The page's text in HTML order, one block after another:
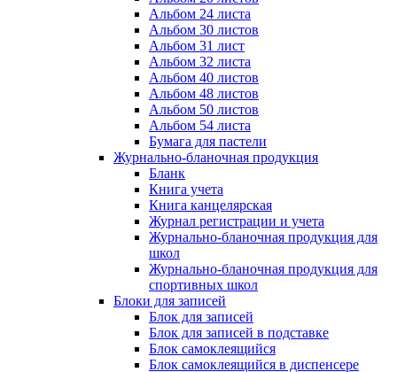
Альбом 24 листа
Альбом 30 листов
Альбом 31 лист
Альбом 32 листа
Альбом 40 листов
Альбом 48 листов
Альбом 50 листов
Альбом 54 листа
Бумага для пастели
Журнально-бланочная продукция
Бланк
Книга учета
Книга канцелярская
Журнал регистрации и учета
Журнально-бланочная продукция для
школ
Журнально-бланочная продукция для
спортивных школ
Блоки для записей
Блок для записей
Блок для записей в подставке
Блок самоклеящийся
Блок самоклеящийся в диспенсере